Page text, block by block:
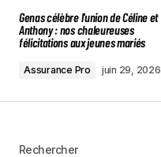
Genas célèbre l'union de Céline et
Anthony : nos chaleureuses
félicitations aux jeunes mariés
Assurance Pro juin 29, 2026
Rechercher